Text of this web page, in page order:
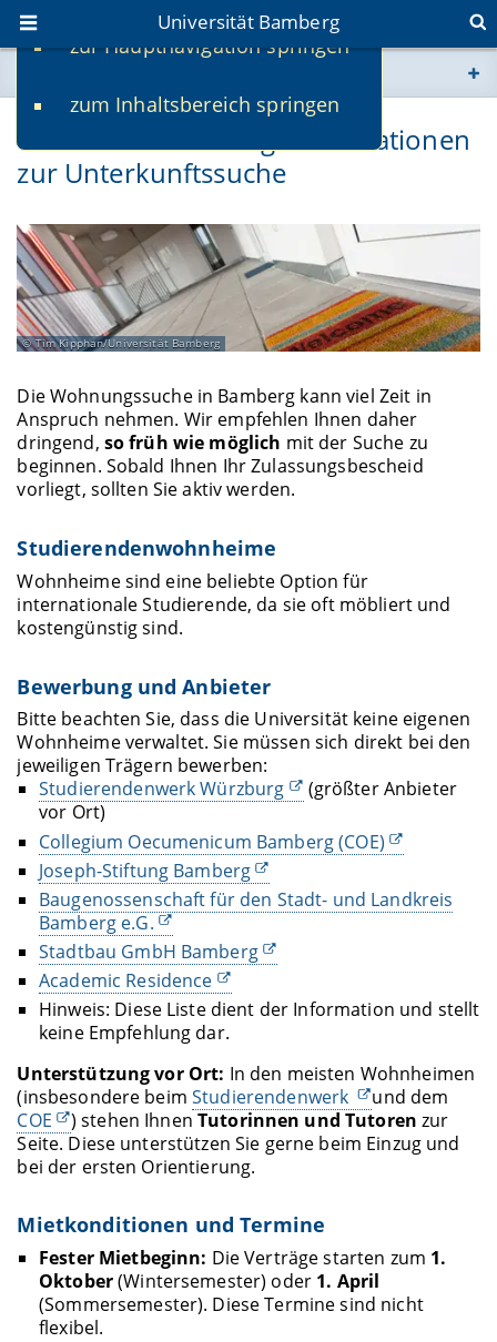
zur Hauptnavigation springen
zum Inhaltsbereich springen
Universität Bamberg
www.uni-bamberg.de
univis.uni-bamberg.de
fis.uni-bamberg.de
Wohnen in Bamberg: Informationen
zur Unterkunftssuche
Tim Kipphan/Universität Bamberg
Die Wohnungssuche in Bamberg kann viel Zeit in
Anspruch nehmen. Wir empfehlen Ihnen daher
dringend, so früh wie möglich mit der Suche zu
beginnen. Sobald Ihnen Ihr Zulassungsbescheid
vorliegt, sollten Sie aktiv werden.
Studierendenwohnheime
Wohnheime sind eine beliebte Option für
internationale Studierende, da sie oft möbliert und
kostengünstig sind.
Bewerbung und Anbieter
Bitte beachten Sie, dass die Universität keine eigenen
Wohnheime verwaltet. Sie müssen sich direkt bei den
jeweiligen Trägern bewerben:
StudierendenwerkWürzburg
(größter Anbieter
vor Ort)
Collegium Oecumenicum Bamberg (COE)
Joseph-Stiftung Bamberg
Baugenossenschaft für den Stadt- und Landkreis
Bamberg e.G.
Stadtbau GmbH Bamberg
Academic Residence
Hinweis: Diese Liste dient der Information und stellt
keine Empfehlung dar.
Unterstützung vor Ort: In den meisten Wohnheimen
(insbesondere beimStudierendenwerk
und dem
COE
) stehen Ihnen Tutorinnen und Tutoren zur
Seite. Diese unterstützen Sie gerne beim Einzug und
bei der ersten Orientierung.
Mietkonditionen und Termine
Fester Mietbeginn: Die Verträge starten zum 1.
Oktober(Wintersemester) oder 1. April
(Sommersemester). Diese Termine sind nicht
flexibel.